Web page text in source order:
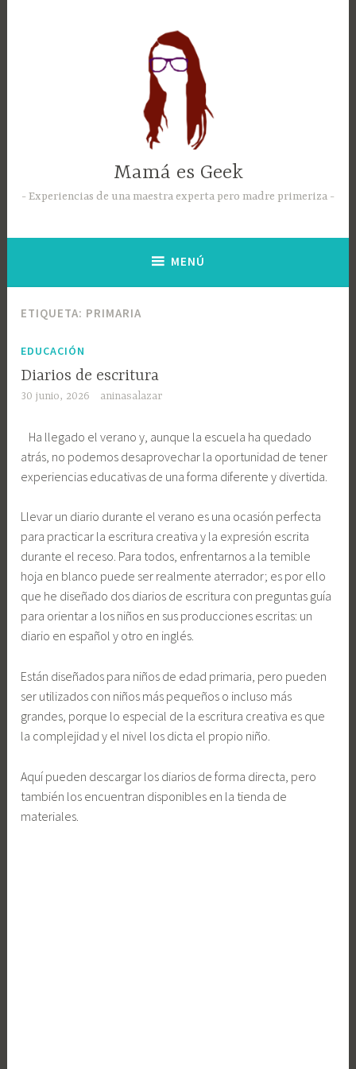
Mamá es Geek
Experiencias de una maestra experta pero madre primeriza
MENÚ
ETIQUETA: PRIMARIA
EDUCACIÓN
Diarios de escritura
30 junio, 2026 aninasalazar
Ha llegado el verano y, aunque la escuela ha quedado
atrás, no podemos desaprovechar la oportunidad de tener
experiencias educativas de una forma diferente y divertida.
Llevar un diario durante el verano es una ocasión perfecta
para practicar la escritura creativa y la expresión escrita
durante el receso. Para todos, enfrentarnos a la temible
hoja en blanco puede ser realmente aterrador; es por ello
que he diseñado dos diarios de escritura con preguntas guía
para orientar a los niños en sus producciones escritas: un
diario en español y otro en inglés.
Están diseñados para niños de edad primaria, pero pueden
ser utilizados con niños más pequeños o incluso más
grandes, porque lo especial de la escritura creativa es que
la complejidad y el nivel los dicta el propio niño.
Aquí pueden descargar los diarios de forma directa, pero
también los encuentran disponibles en la tienda de
materiales.